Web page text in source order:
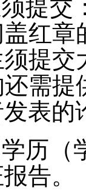
提
红
提
需
表的
历（
告。